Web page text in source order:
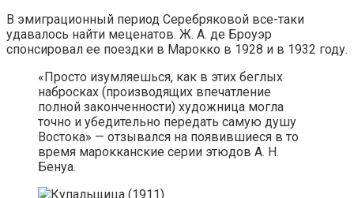
В эмиграционный период Серебряковой все-таки
удавалось найти меценатов. Ж. А. де Броуэр
спонсировал ее поездки в Марокко в 1928 и в 1932 году.
«Просто изумляешься, как в этих беглых
набросках (производящих впечатление
полной законченности) художница могла
точно и убедительно передать самую душу
Востока» — отзывался на появившиеся в то
время марокканские серии этюдов А. Н.
Бенуа.